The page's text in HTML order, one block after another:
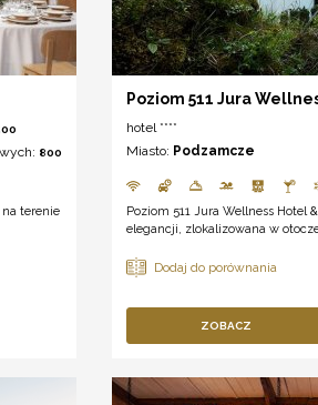
800
na terenie
Poziom 511 Jura
hotel ****
Miasto: Podzamcze
Poziom 511 Jura Wellness Hotel
elegancji, zlokalizowana w
ZOBACZ